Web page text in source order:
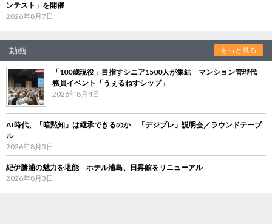
ンテスト」を開催
2026年8月7日
動画 もっと見る
「100歳現役」目指すシニア1500人が集結 マンション管理代
務員イベント「うぇるねすシップ」
2026年8月4日
AI時代、「暗黙知」は継承できるのか 「デジブレ」説明会／ラウンドテーブ
ル
2026年8月3日
紀伊勝浦の魅力を堪能 ホテル浦島、日昇館をリニューアル
2026年8月3日